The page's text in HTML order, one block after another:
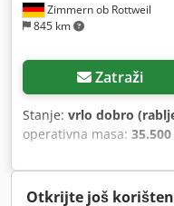
Zimmern ob Rottweil
845 km
Zatraži
Stanje: vrlo dobro
operativna masa:
klima-uređaj,
Otkrijte još